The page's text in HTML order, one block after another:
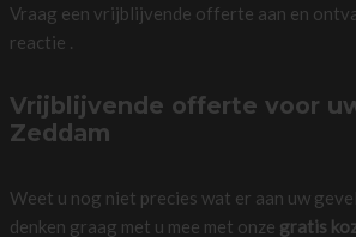
Vraag een vrijblijvende offerte aan en
reactie .
Vrijblijvende offerte voor
Zeddam
Weet u nog niet precies wat er aan uw
denken graag met u mee met onze gratis